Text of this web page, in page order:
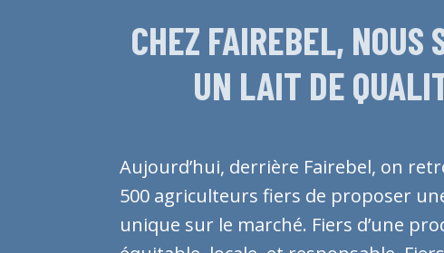
CHEZ FAIREBEL, NOUS
UN LAIT DE
Aujourd’hui, derrière Fairebel, on
500 agriculteurs fiers de proposer
unique sur le marché. Fiers d’une
fromage, beurre mais aussi fruits et
Fiers d’une agriculture à taille
souvent familiale. Cette fierté, ils